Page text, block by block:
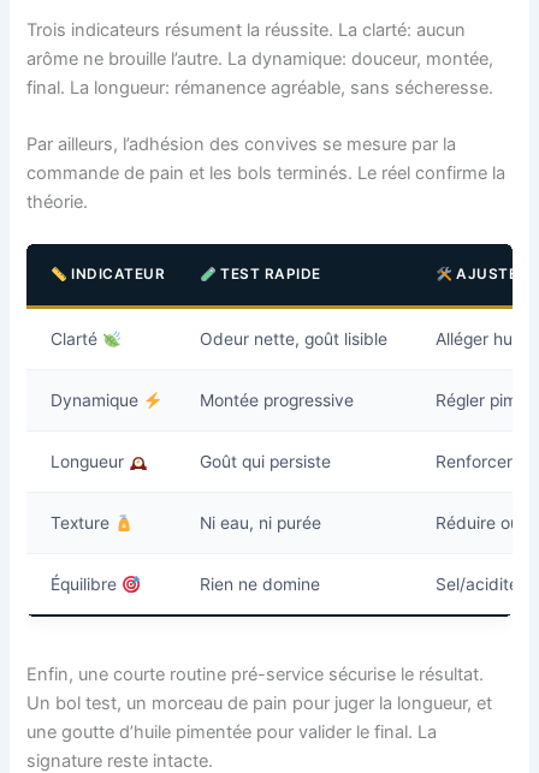
Trois indicateurs résument la réussite. La clarté: aucun
arôme ne brouille l’autre. La dynamique: douceur, montée,
final. La longueur: rémanence agréable, sans sécheresse.
Par ailleurs, l’adhésion des convives se mesure par la
commande de pain et les bols terminés. Le réel confirme la
théorie.
INDICATEUR TEST RAPIDE
Clarté Odeur nette, goût lisible Alléger
Dynamique Montée progressive Régler
Longueur Goût qui persiste Renforcer
Texture Ni eau, ni purée Réduire ou
Équilibre Rien ne domine Sel/acidité
Enfin, une courte routine pré-service sécurise le résultat.
Un bol test, un morceau de pain pour juger la longueur, et
une goutte d’huile pimentée pour valider le final. La
signature reste intacte.